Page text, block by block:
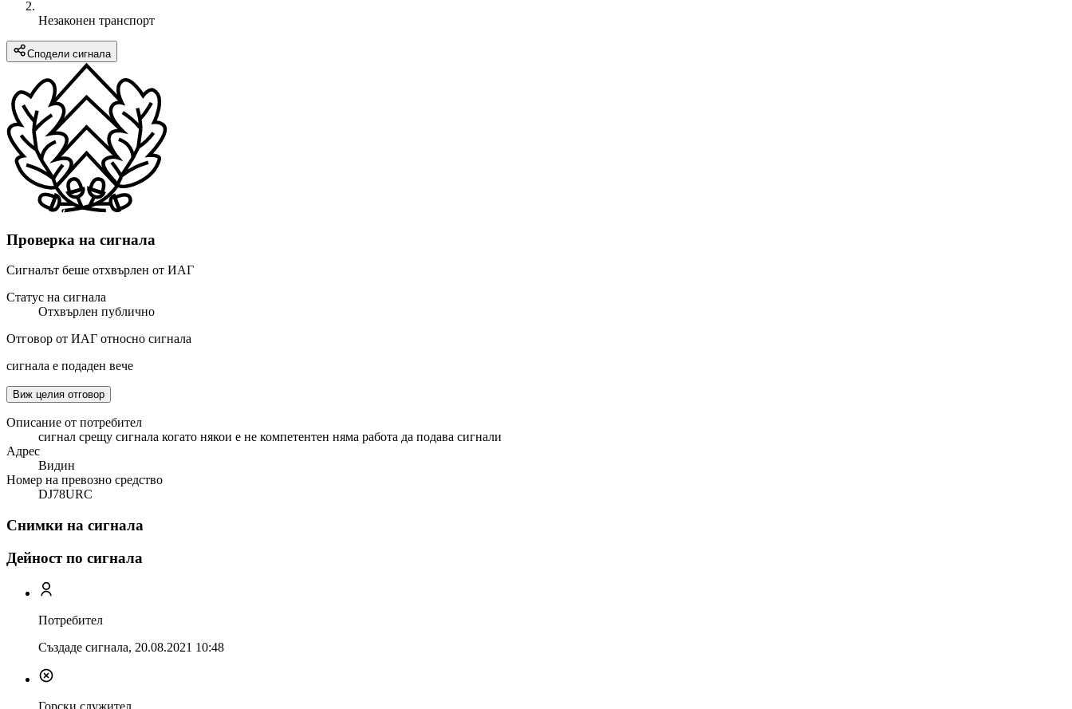
Незаконен транспорт
Сподели сигнала
Проверка на сигнала
Сигналът беше отхвърлен от ИАГ
Статус на сигнала
Отхвърлен публично
Отговор от ИАГ относно сигнала
сигнала е подаден вече
Виж целия отговор
Описание от потребител
сигнал срещу сигнала когато някои е не компетентен няма работа да подава сигнали
Адрес
Видин
Номер на превозно средство
DJ78URC
Снимки на сигнала
Дейност по сигнала
Потребител
Създаде сигнала, 20.08.2021 10:48